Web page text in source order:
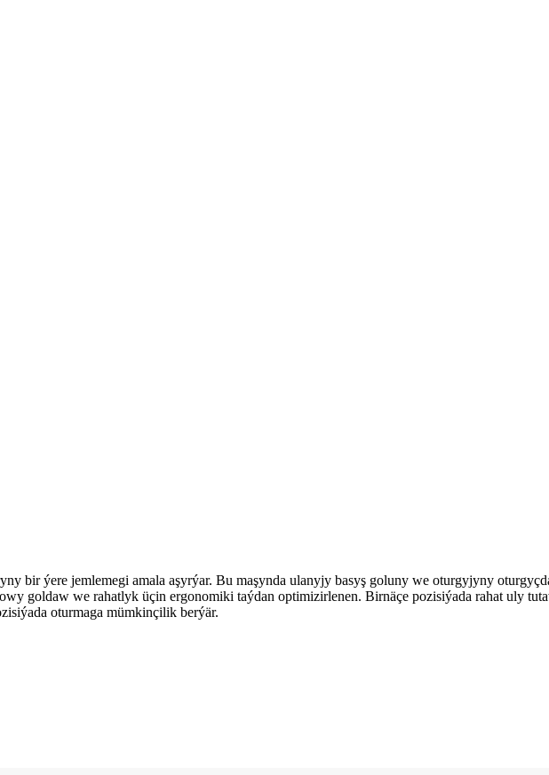
bir ýere jemlemegi amala aşyrýar. Bu maşynda ulanyjy basyş goluny we oturgyjyny
goldaw we rahatlyk üçin ergonomiki taýdan optimizirlenen. Birnäçe pozisiýada rahat uly
oturmaga mümkinçilik berýär.